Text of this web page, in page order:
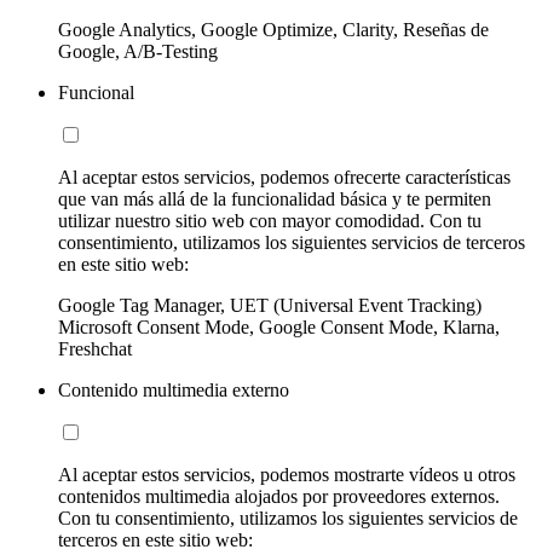
Google Analytics, Google Optimize, Clarity, Reseñas de
Google, A/B-Testing
Funcional
Al aceptar estos servicios, podemos ofrecerte características
que van más allá de la funcionalidad básica y te permiten
utilizar nuestro sitio web con mayor comodidad. Con tu
consentimiento, utilizamos los siguientes servicios de terceros
en este sitio web:
Google Tag Manager, UET (Universal Event Tracking)
Microsoft Consent Mode, Google Consent Mode, Klarna,
Freshchat
Contenido multimedia externo
Al aceptar estos servicios, podemos mostrarte vídeos u otros
contenidos multimedia alojados por proveedores externos.
Con tu consentimiento, utilizamos los siguientes servicios de
terceros en este sitio web: